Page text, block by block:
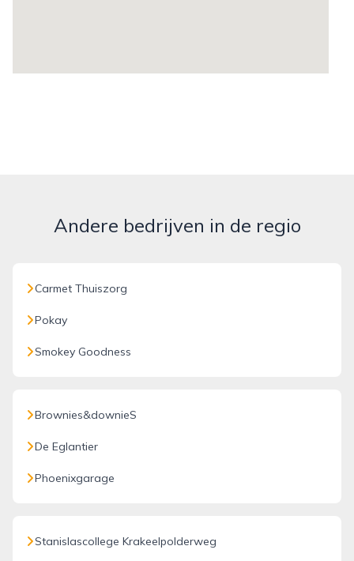
Andere bedrijven in de regio
Carmet Thuiszorg
Pokay
Smokey Goodness
Brownies&downieS
De Eglantier
Phoenixgarage
Stanislascollege Krakeelpolderweg